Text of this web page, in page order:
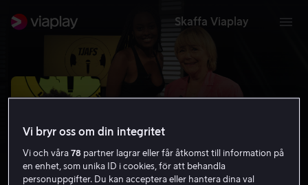
Skaffa Viaplay
Vi bryr oss om din integritet
Vi och våra78 partner lagrar eller får åtkomst till information på
en enhet, som unika ID i cookies, för att behandla
personuppgifter. Du kan acceptera eller hantera dina val